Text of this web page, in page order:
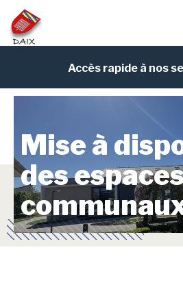
Accès rapide à nos
Mise à
des